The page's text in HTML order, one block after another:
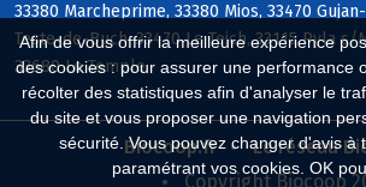
Afin de vous offrir la meilleure expérience
des cookies : pour assurer une performance
récolter des statistiques afin d'analyser le
du site et vous proposer une navigation
sécurité. Vous pouvez changer d'avis à
paramétrant vos cookies. OK
33380 Marcheprime, 33380 Mios, 33470
Teste-de-Buch, 33470 Le Teich, 33115 Pyla s/
33680 Le Temple
Biocoop.fr
Le réseau
Copyright Biocoop